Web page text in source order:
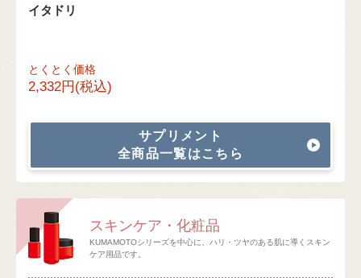
イタドリ
とくとく価格
2,332円(税込)
サプリメント
全商品一覧はこちら
スキンケア・化粧品
KUMAMOTOシリーズを中心に、ハリ・ツヤのある肌に導くスキン
ケア用品です。